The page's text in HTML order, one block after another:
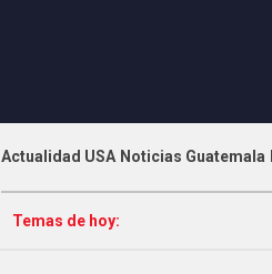
Actualidad USA Noticias Guatemala
Temas de hoy: